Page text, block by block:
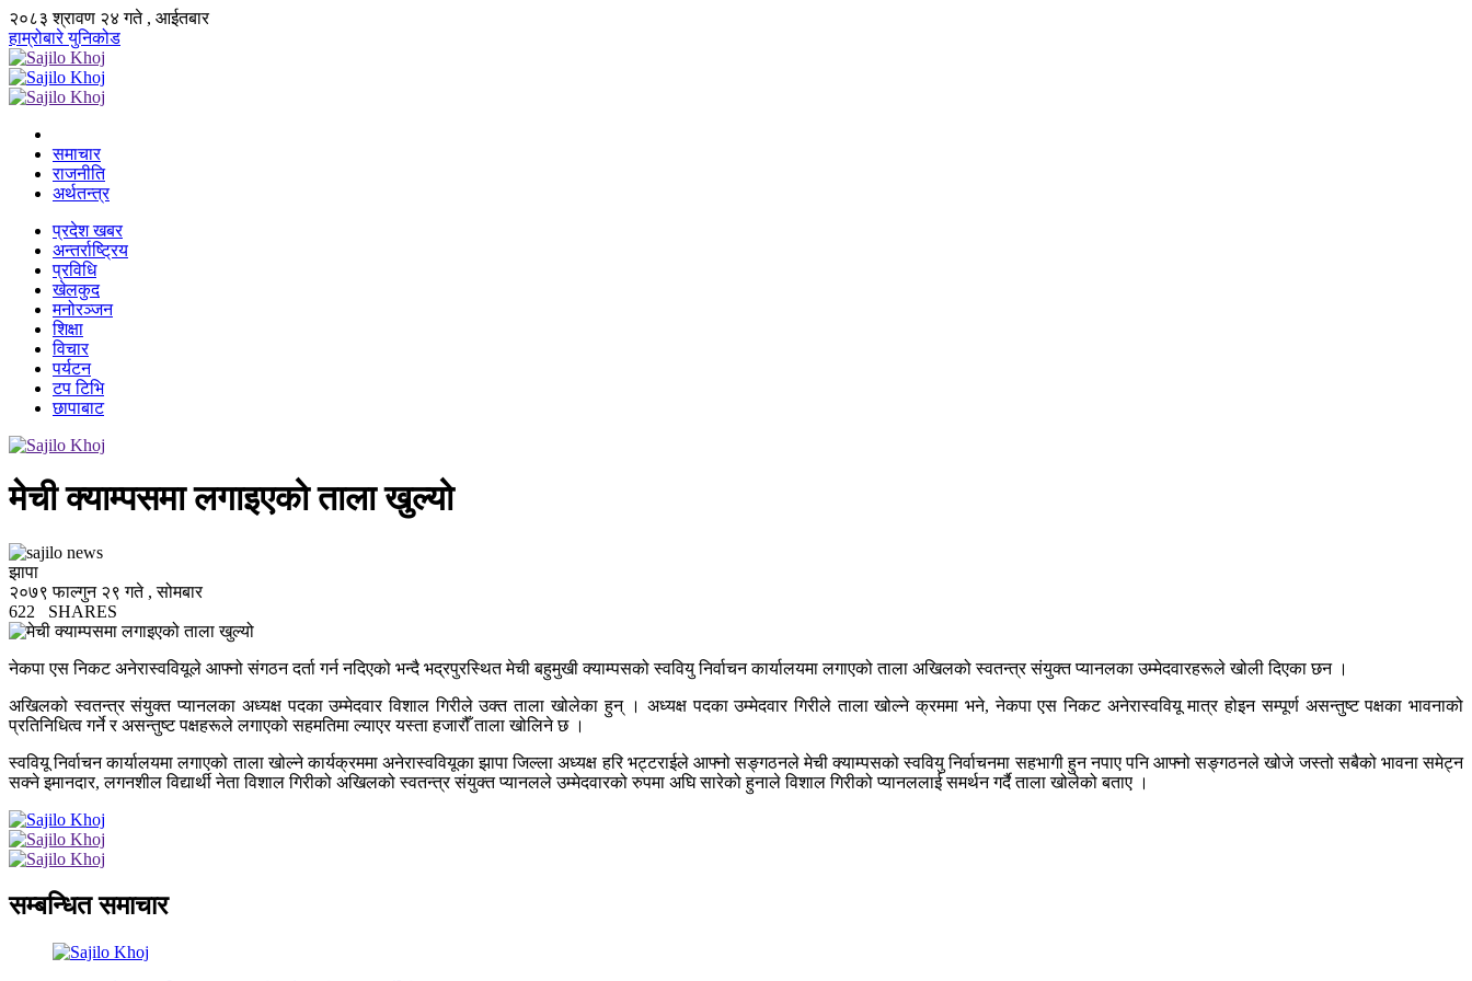
२०८३ श्रावण २४ गते , आईतबार
हाम्रोबारेयुनिकोड
समाचार
राजनीति
अर्थतन्त्र
प्रदेश खबर
अन्तर्राष्ट्रिय
प्रविधि
खेलकुद
मनोरञ्जन
शिक्षा
विचार
पर्यटन
टप टिभि
छापाबाट
मेची क्याम्पसमा लगाइएको ताला खुल्यो
झापा
२०७९ फाल्गुन २९ गते , सोमबार
622
SHARES
नेकपा एस निकट अनेरास्ववियूले आफ्नो संगठन दर्ता गर्न नदिएको भन्दै भद्रपुरस्थित मेची बहुमुखी क्याम्पसको स्ववियु निर्वाचन कार्यालयमा लगाएको ताला अखिलको स्वतन्त्र संयुक्त प्यानलका उम्मेदवारहरूले खोली दिएका छन ।
अखिलको स्वतन्त्र संयुक्त प्यानलका अध्यक्ष पदका उम्मेदवार विशाल गिरीले उक्त ताला खोलेका हुन् । अध्यक्ष पदका उम्मेदवार गिरीले ताला खोल्ने क्रममा भने, नेकपा एस निकट अनेरास्ववियू मात्र होइन सम्पूर्ण असन्तुष्ट पक्षका भावनाको
प्रतिनिधित्व गर्ने र असन्तुष्ट पक्षहरूले लगाएको सहमतिमा ल्याएर यस्ता हजारौँ ताला खोलिने छ ।
स्ववियू निर्वाचन कार्यालयमा लगाएको ताला खोल्ने कार्यक्रममा अनेरास्ववियूका झापा जिल्ला अध्यक्ष हरि भट्टराईले आफ्नो सङ्गठनले मेची क्याम्पसको स्ववियु निर्वाचनमा सहभागी हुन नपाए पनि आफ्नो सङ्गठनले खोजे जस्तो सबैको भावना समेट्न
सक्ने इमानदार, लगनशील विद्यार्थी नेता विशाल गिरीको अखिलको स्वतन्त्र संयुक्त प्यानलले उम्मेदवारको रुपमा अघि सारेको हुनाले विशाल गिरीको प्यानललाई समर्थन गर्दै ताला खोलेको बताए ।
सम्बन्धित समाचार